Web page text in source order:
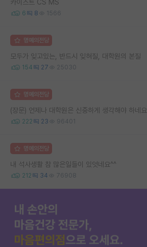
카이스트 CS MS
6 8 1566
명예의전당
모두가 잊고있는, 반드시 잊혀질, 대학원의 본질
154 27 25030
명예의전당
(장문) 언제나 대학원은 신중하게 생각해야 하네요
222 23 96401
명예의전당
내 석사생활 참 많은일들이 있엇네요^^
212 34 76908